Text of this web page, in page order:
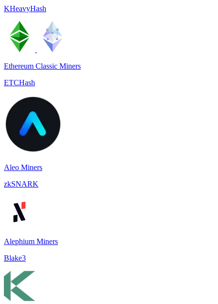
KHeavyHash
Ethereum Classic Miners
ETCHash
Aleo Miners
zkSNARK
Alephium Miners
Blake3